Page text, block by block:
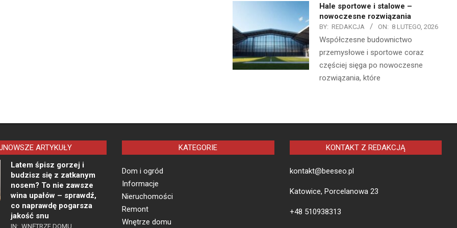
Hale sportowe i stalowe –
nowoczesne rozwiązania
BY: REDAKCJA ON: 8 LUTEGO, 2026
Współczesne budownictwo
przemysłowe i sportowe coraz
częściej sięga po nowoczesne
rozwiązania, które
ARTYKUŁY
Latem śpisz gorzej i
budzisz się z zatkanym
nosem? To nie zawsze
wina upałów – sprawdź,
co naprawdę pogarsza
jakość snu
IN: WNĘTRZE DOMU
KATEGORIE
Dom i ogród
Informacje
Nieruchomości
Remont
Wnętrze domu
KONTAKT Z REDAKCJĄ
kontakt@beeseo.pl
Katowice, Porcelanowa 23
+48 510938313